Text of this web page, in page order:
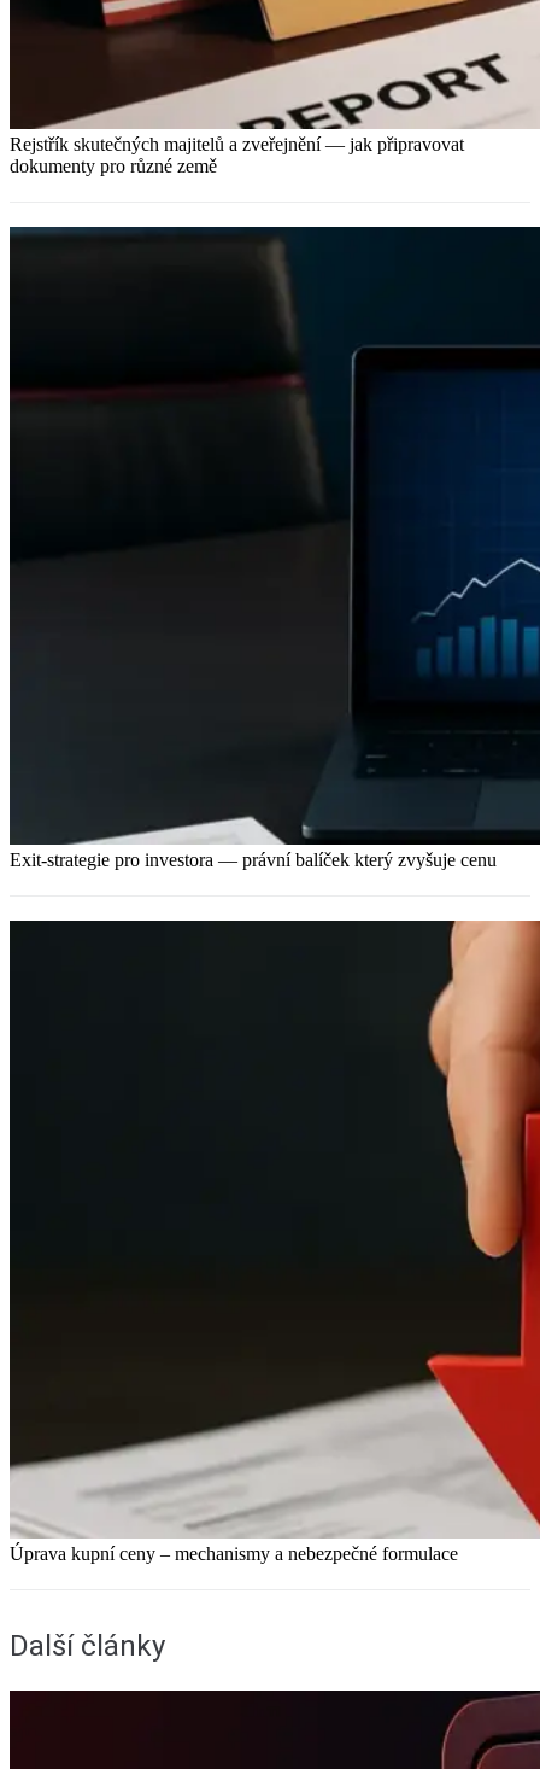
Rejstřík skutečných majitelů a zveřejnění — jak připravovat
dokumenty pro různé země
Exit-strategie pro investora — právní balíček který zvyšuje cenu
Úprava kupní ceny – mechanismy a nebezpečné formulace
Další články